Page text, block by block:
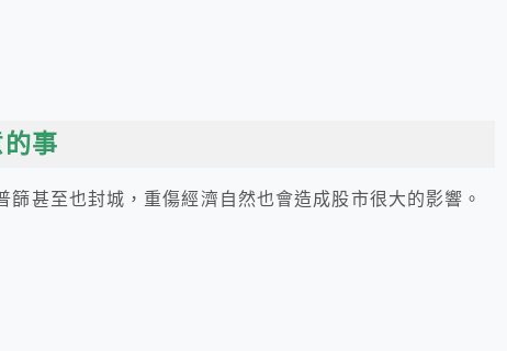
事
甚至也封城，重傷經濟自然也會造成股市很大的影響。